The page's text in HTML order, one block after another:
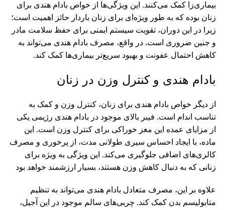
بیماری‌زا کمک می‌کنند. این ویژگی‌ها از خواص بادام هندی برای
زنان بوده که به طور ‌ویژه‌ای برای زنان باردار حائز اهمیت است؛
زیرا در این دوران، تقویت سیستم ایمنی برای حفظ سلامت مادر
و جنین ضروری است. در واقع، مصرف بادام هندی می‌تواند به
کاهش احتمال عفونت و بهبود سریع‌تر بیماری‌ها کمک کند.
بادام هندی و کنترل وزن در زنان
از دیگر خواص بادام هندی برای زنان، کنترل وزن و کمک به
تناسب اندام است. فیبر بالای موجود در بادام هندی رژیمی یکی
از مزایای عمده این مغز خوراکی برای کنترل وزن است. این
ماده، با ایجاد احساس سیری طولانی ‌مدت، از پرخوری و مصرف
کالری‌های اضافی جلوگیری می‌کند. این ویژگی به ‌ویژه برای
زنانی که به دنبال کاهش وزن هستند، بسیار ارزشمند خواهد بود
علاوه بر این، مصرف متعادل بادام هندی می‌تواند به تنظیم
متابولیسم بدن کمک کند. چربی‌های سالم موجود در این آجیل،